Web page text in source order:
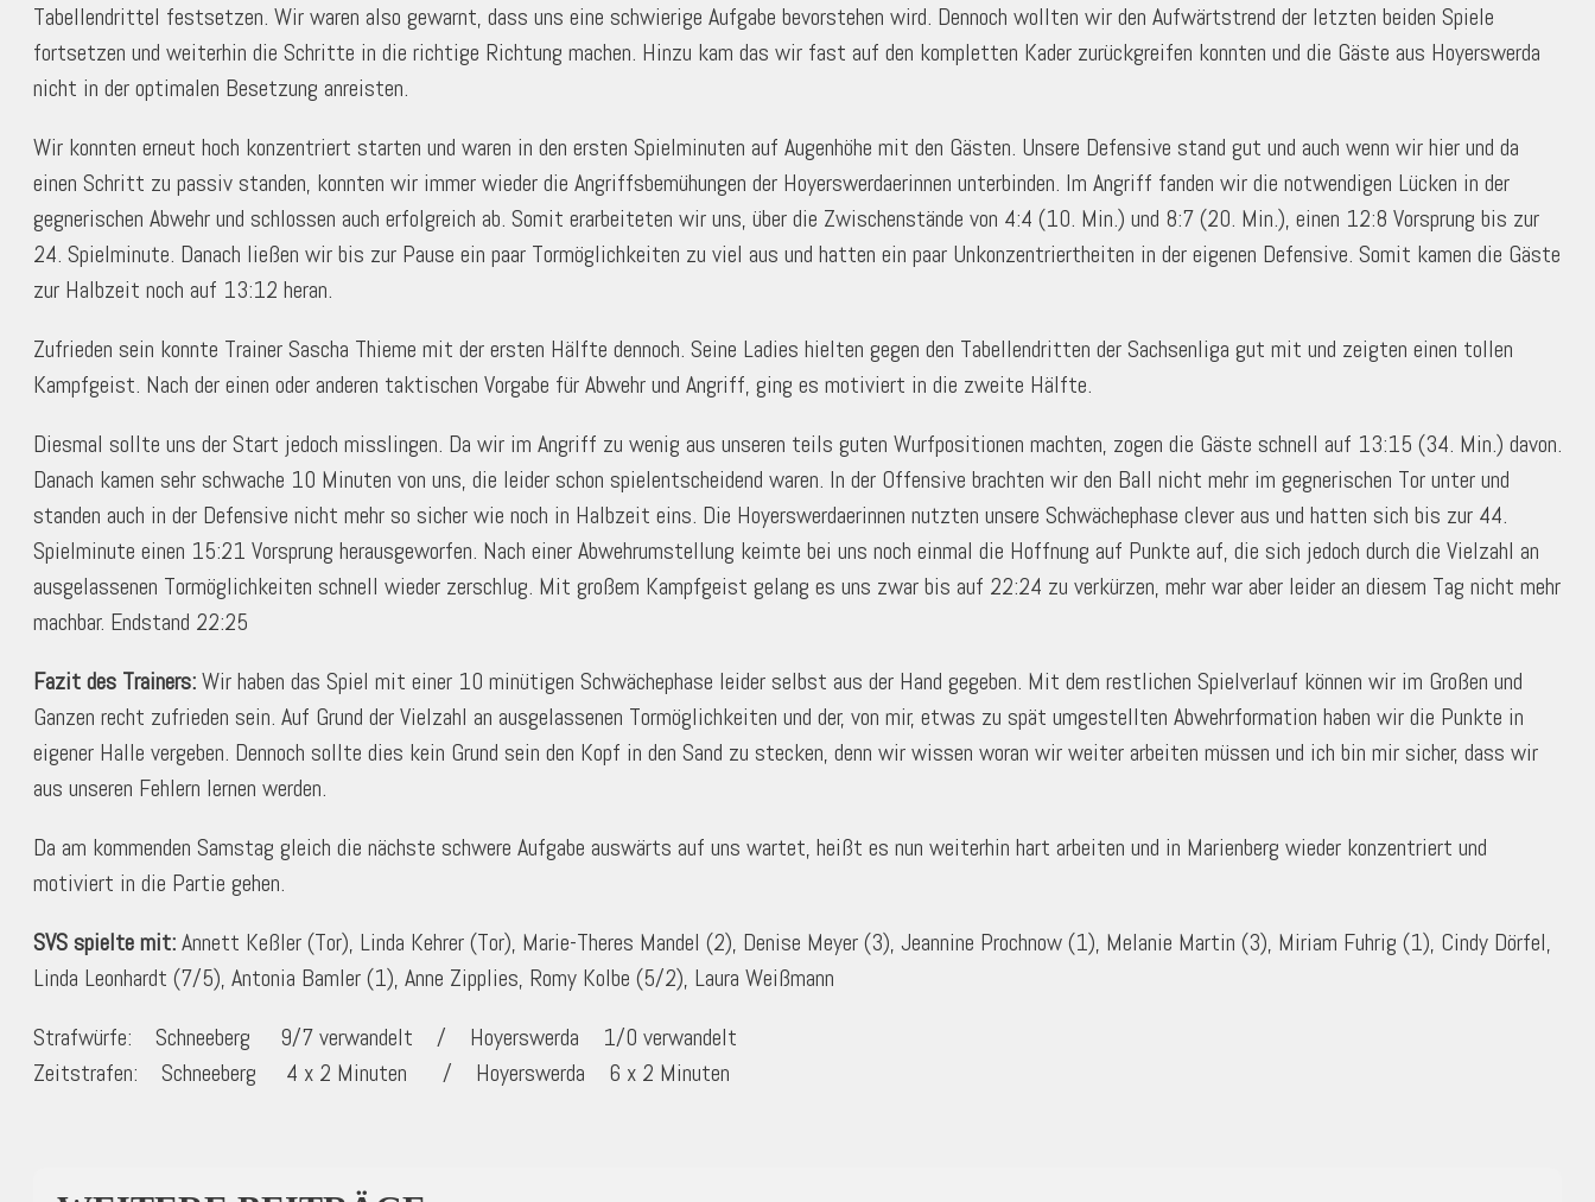
Tabellendrittel festsetzen. Wir waren also gewarnt, dass uns eine schwierige Aufgabe bevorstehen wird. Dennoch wollten wir den Aufwärtstrend der letzten beiden Spiele
fortsetzen und weiterhin die Schritte in die richtige Richtung machen. Hinzu kam das wir fast auf den kompletten Kader zurückgreifen konnten und die Gäste aus Hoyerswerda
nicht in der optimalen Besetzung anreisten.
Wir konnten erneut hoch konzentriert starten und waren in den ersten Spielminuten auf Augenhöhe mit den Gästen. Unsere Defensive stand gut und auch wenn wir hier und da
einen Schritt zu passiv standen, konnten wir immer wieder die Angriffsbemühungen der Hoyerswerdaerinnen unterbinden. Im Angriff fanden wir die notwendigen Lücken in der
gegnerischen Abwehr und schlossen auch erfolgreich ab. Somit erarbeiteten wir uns, über die Zwischenstände von 4:4 (10. Min.) und 8:7 (20. Min.), einen 12:8 Vorsprung bis zur
24. Spielminute. Danach ließen wir bis zur Pause ein paar Tormöglichkeiten zu viel aus und hatten ein paar Unkonzentriertheiten in der eigenen Defensive. Somit kamen die Gäste
zur Halbzeit noch auf 13:12 heran.
Zufrieden sein konnte Trainer Sascha Thieme mit der ersten Hälfte dennoch. Seine Ladies hielten gegen den Tabellendritten der Sachsenliga gut mit und zeigten einen tollen
Kampfgeist. Nach der einen oder anderen taktischen Vorgabe für Abwehr und Angriff, ging es motiviert in die zweite Hälfte.
Diesmal sollte uns der Start jedoch misslingen. Da wir im Angriff zu wenig aus unseren teils guten Wurfpositionen machten, zogen die Gäste schnell auf 13:15 (34. Min.) davon.
Danach kamen sehr schwache 10 Minuten von uns, die leider schon spielentscheidend waren. In der Offensive brachten wir den Ball nicht mehr im gegnerischen Tor unter und
standen auch in der Defensive nicht mehr so sicher wie noch in Halbzeit eins. Die Hoyerswerdaerinnen nutzten unsere Schwächephase clever aus und hatten sich bis zur 44.
Spielminute einen 15:21 Vorsprung herausgeworfen. Nach einer Abwehrumstellung keimte bei uns noch einmal die Hoffnung auf Punkte auf, die sich jedoch durch die Vielzahl an
ausgelassenen Tormöglichkeiten schnell wieder zerschlug. Mit großem Kampfgeist gelang es uns zwar bis auf 22:24 zu verkürzen, mehr war aber leider an diesem Tag nicht mehr
machbar. Endstand 22:25
Fazit des Trainers:Wir haben das Spiel mit einer 10 minütigen Schwächephase leider selbst aus der Hand gegeben. Mit dem restlichen Spielverlauf können wir im Großen und
Ganzen recht zufrieden sein. Auf Grund der Vielzahl an ausgelassenen Tormöglichkeiten und der, von mir, etwas zu spät umgestellten Abwehrformation haben wir die Punkte in
eigener Halle vergeben. Dennoch sollte dies kein Grund sein den Kopf in den Sand zu stecken, denn wir wissen woran wir weiter arbeiten müssen und ich bin mir sicher, dass wir
aus unseren Fehlern lernen werden.
Da am kommenden Samstag gleich die nächste schwere Aufgabe auswärts auf uns wartet, heißt es nun weiterhin hart arbeiten und in Marienberg wieder konzentriert und
motiviert in die Partie gehen.
SVS spielte mit:Annett Keßler (Tor), Linda Kehrer (Tor), Marie-Theres Mandel (2), Denise Meyer (3), Jeannine Prochnow (1), Melanie Martin (3), Miriam Fuhrig (1), Cindy Dörfel,
Linda Leonhardt (7/5), Antonia Bamler (1), Anne Zipplies, Romy Kolbe (5/2), Laura Weißmann
Strafwürfe: Schneeberg 9/7 verwandelt / Hoyerswerda 1/0 verwandelt
Zeitstrafen: Schneeberg 4 x 2 Minuten / Hoyerswerda 6 x 2 Minuten